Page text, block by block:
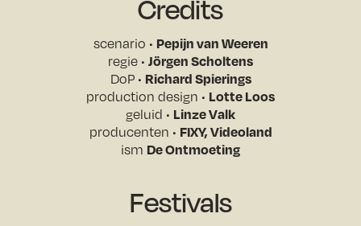
Credits
scenario • Pepijn van Weeren
regie • Jörgen Scholtens
DoP • Richard Spierings
production design • Lotte Loos
geluid • Linze Valk
producenten • FIXY, Videoland
ism De Ontmoeting
Festivals